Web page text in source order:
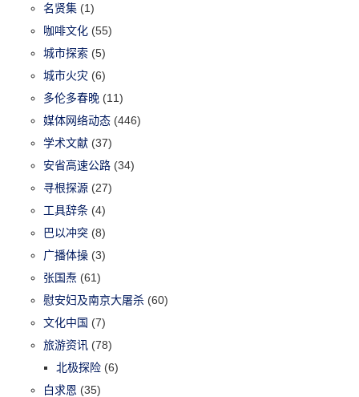
名贤集 (1)
咖啡文化 (55)
城市探索 (5)
城市火灾 (6)
多伦多春晚 (11)
媒体网络动态 (446)
学术文献 (37)
安省高速公路 (34)
寻根探源 (27)
工具辞条 (4)
巴以冲突 (8)
广播体操 (3)
张国焘 (61)
慰安妇及南京大屠杀 (60)
文化中国 (7)
旅游资讯 (78)
北极探险 (6)
白求恩 (35)